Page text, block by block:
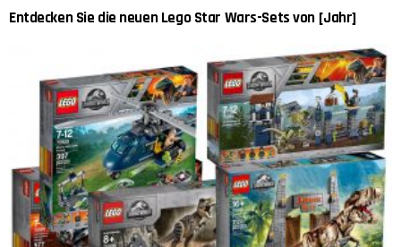
Entdecken Sie die neuen Lego Star Wars-Sets von [Jahr]